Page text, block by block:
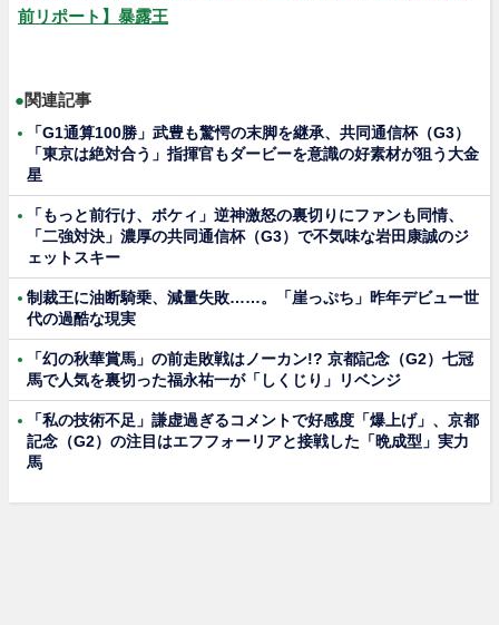
前リポート】暴露王
●関連記事
「G1通算100勝」武豊も驚愕の末脚を継承、共同通信杯（G3）
「東京は絶対合う」指揮官もダービーを意識の好素材が狙う大金
星
「もっと前行け、ボケィ」逆神激怒の裏切りにファンも同情、
「二強対決」濃厚の共同通信杯（G3）で不気味な岩田康誠のジ
ェットスキー
制裁王に油断騎乗、減量失敗……。「崖っぷち」昨年デビュー世
代の過酷な現実
「幻の秋華賞馬」の前走敗戦はノーカン!? 京都記念（G2）七冠
馬で人気を裏切った福永祐一が「しくじり」リベンジ
「私の技術不足」謙虚過ぎるコメントで好感度「爆上げ」、京都
記念（G2）の注目はエフフォーリアと接戦した「晩成型」実力
馬